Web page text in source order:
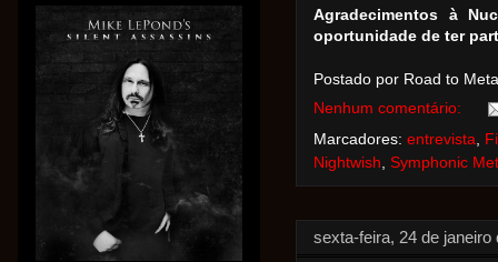
Agradecimentos à
oportunidade de ter
Postado por Road to
Nenhum comentário:
Marcadores: entrevista
Nightwish Symphonic
sexta-feira, 24 de janeiro